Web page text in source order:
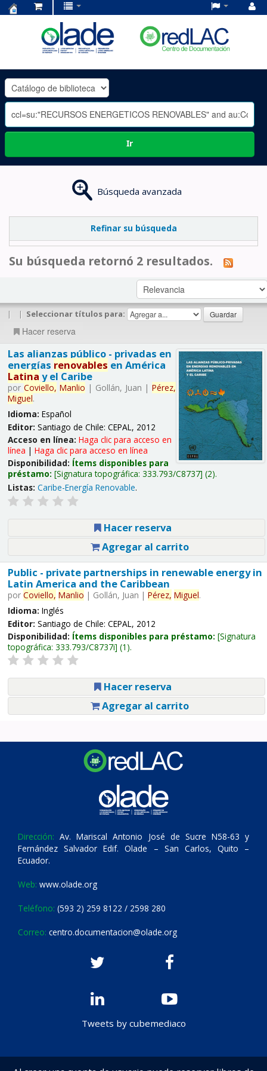
OLADE
-
Ir
Búsqueda avanzada
Refinar su búsqueda
Su búsqueda retornó 2 resultados.
| | Seleccionar títulos para:
Hacer reserva
Las alianzas público - privadas en
energías renovables en América
Latina y el Caribe
por Coviello, Manlio | Gollán, Juan | Pérez,
Miguel.
Idioma: Español
Editor: Santiago de Chile: CEPAL, 2012
Acceso en línea: Haga clic para acceso en
línea | Haga clic para acceso en línea
Disponibilidad: Ítems disponibles para
préstamo: Signatura topográfica: 333.793/C8737 (2).
Listas: Caribe-Energía Renovable.
Hacer reserva
Agregar al carrito
Public - private partnerships in renewable energy in
Latin America and the Caribbean
por Coviello, Manlio | Gollán, Juan | Pérez, Miguel.
Idioma: Inglés
Editor: Santiago de Chile: CEPAL, 2012
Disponibilidad: Ítems disponibles para préstamo: Signatura
topográfica: 333.793/C8737i (1).
Hacer reserva
Agregar al carrito
Dirección: Av. Mariscal Antonio José de Sucre N58-63 y
Fernández Salvador Edif. Olade – San Carlos, Quito –
Ecuador.
Web: www.olade.org
Teléfono: (593 2) 259 8122 / 2598 280
Correo: centro.documentacion@olade.org
Tweets by cubemediaco